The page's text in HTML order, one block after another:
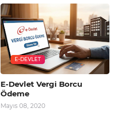
E-DEVLET
E-Devlet Vergi Borcu
Ödeme
Mayıs 08, 2020